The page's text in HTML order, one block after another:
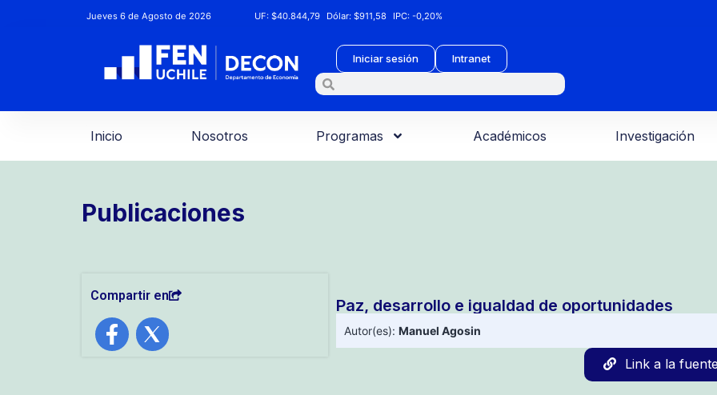
Jueves 6 de Agosto de 2026 UF:$40.844,79 Dólar:$911,58 IPC:-0,20%
Iniciar sesión Intranet
Inicio Nosotros Programas Académicos Investigación
Publicaciones
Compartir en
Paz, desarrollo e igualdad de oportunidades
Autor(es): Manuel Agosin
Link a la